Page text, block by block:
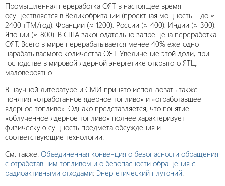
Промышленная переработка ОЯТ в настоящее время
осуществляется в Великобритании (проектная мощность – до ≈
2400 тТМ/год), Франции (≈ 1200), России (≈ 400), Индии (≈ 300),
Японии (≈ 800). В США законодательно запрещена переработка
ОЯТ. Всего в мире перерабатывается менее 40% ежегодно
нарабатываемого количества ОЯТ. Увеличение этой доли, при
господстве в мировой ядерной энергетике открытого ЯТЦ,
маловероятно.
В научной литературе и СМИ принято использовать также
понятия «отработанное ядерное топливо» и «отработавшее
ядерное топливо». Однако представляется, что понятие
«облученное ядерное топливо» полнее характеризует
физическую сущность предмета обсуждения и
соответствующие технологии.
См. также: Объединенная конвенция о безопасности обращения
с отработавшим топливом и о безопасности обращения с
радиоактивными отходами; Энергетический плутоний.